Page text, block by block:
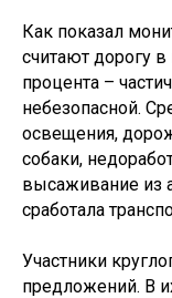
Как показал
считают дорогу
процента –
небезопасной.
освещения,
собаки,
высаживание из
сработала
Участники
предложений. В